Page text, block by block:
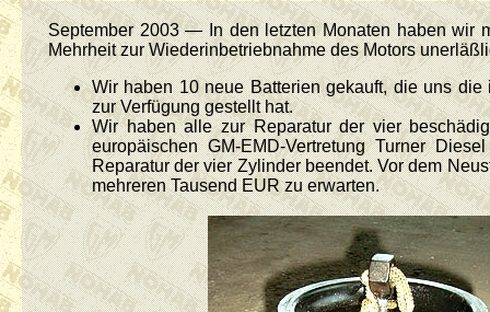
September 2003 — In den letzten Monaten haben wir
Mehrheit zur Wiederinbetriebnahme des Motors
Wir haben 10 neue Batterien gekauft, die uns
zur Verfügung gestellt hat.
Wir haben alle zur Reparatur der vier
europäischen GM-EMD-Vertretung Turner
Reparatur der vier Zylinder beendet. Vor dem
mehreren Tausend EUR zu erwarten.